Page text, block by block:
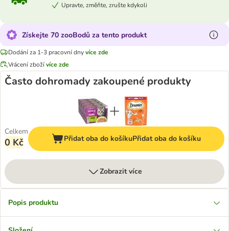
Upravte, změňte, zrušte kdykoli
Získejte 70 zooBodů za tento produkt
Dodání za 1-3 pracovní dnyvíce zde
Vrácení zbožívíce zde
Často dohromady zakoupené produkty
Celkem
0 Kč Přidat oba do košíkuPřidat oba do košíku
Zobrazit více
Popis produktu